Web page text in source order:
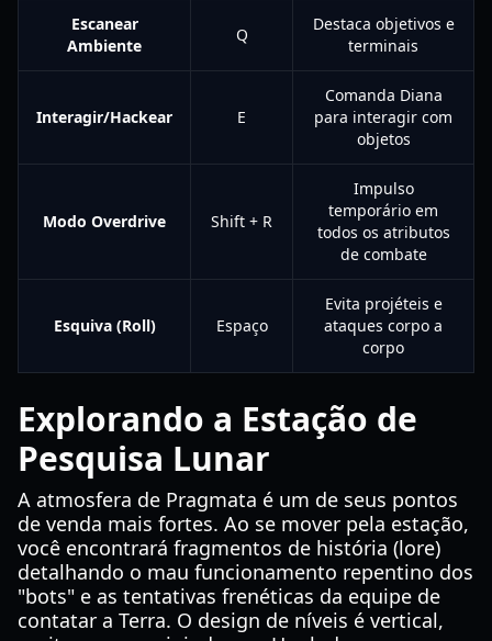
Escanear
Ambiente
Q
Destaca objetivos e
terminais
Interagir/Hackear E
Comanda Diana
para interagir com
objetos
Modo Overdrive Shift + R
Impulso
temporário em
todos os atributos
de combate
Esquiva (Roll) Espaço
Evita projéteis e
ataques corpo a
corpo
Explorando a Estação de
Pesquisa Lunar
A atmosfera de Pragmata é um de seus pontos
de venda mais fortes. Ao se mover pela estação,
você encontrará fragmentos de história (lore)
detalhando o mau funcionamento repentino dos
"bots" e as tentativas frenéticas da equipe de
contatar a Terra. O design de níveis é vertical,